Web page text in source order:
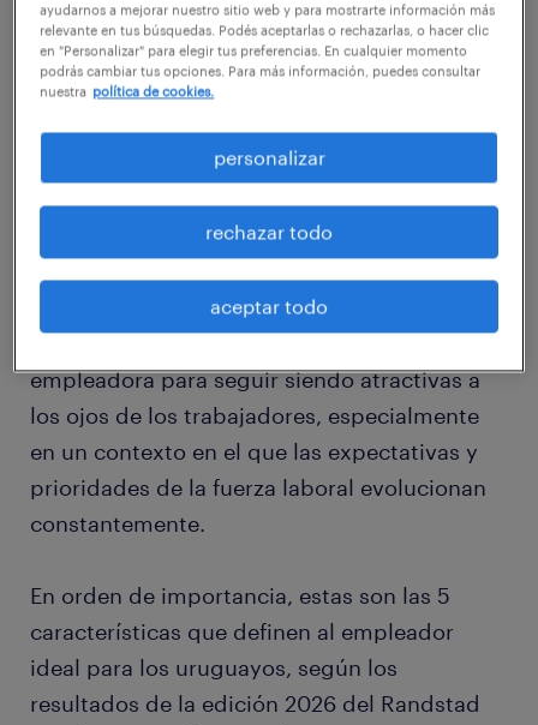
factores que atrae a los trabajadores y cuáles
son los aspectos que consideran más
importantes a la hora de elegir una empresa
para trabajar.
Conocer los factores que más valoran los
candidatos al momento de elegir un
definir y comunicar su propuesta de valor
empleadora para seguir siendo atractivas a
los ojos de los trabajadores, especialmente
en un contexto en el que las expectativas y
prioridades de la fuerza laboral evolucionan
constantemente.
En orden de importancia, estas son las 5
características que definen al empleador
ideal para los uruguayos, según los
resultados de la edición 2026 del Randstad
ayudarnos a mejorar nuestro sitio web y para mostrarte información más
relevante en tus búsquedas. Podés aceptarlas o rechazarlas, o hacer clic
en "Personalizar" para elegir tus preferencias. En cualquier momento
podrás cambiar tus opciones. Para más información, puedes consultar
nuestra política de cookies.
personalizar
rechazar todo
aceptar todo